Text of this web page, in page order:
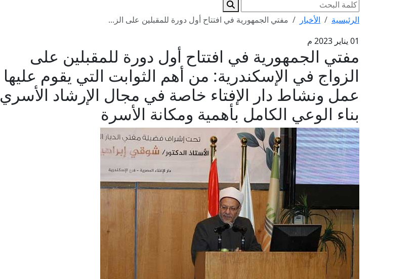
الرئيسية الأخبار
مفتي الجمهورية في افتتاح أول دورة للمقبلين على الز...
01 يناير 2023 م
مفتي الجمهورية في افتتاح أول دورة للمقبلين على
الزواج في الإسكندرية: من أهم الثوابت التي يقوم عليها
عمل ونشاط دار الإفتاء خاصة في مجال الإرشاد الأسري
بناء الوعي الكامل بأهمية ومكانة الأسرة